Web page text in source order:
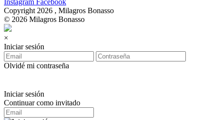
Instagram Facebook
Copyright 2026 , Milagros Bonasso
© 2026 Milagros Bonasso
×
Iniciar sesión
Olvidé mi contraseña
Iniciar sesión
Continuar como invitado